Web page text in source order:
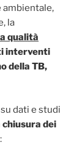
ambientale,
la
qualità
interventi
della TB,
dati e studi
dei